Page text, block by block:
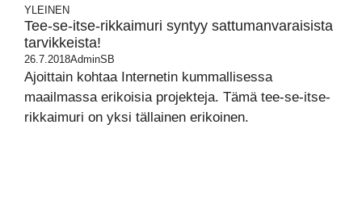
YLEINEN
Tee-se-itse-rikkaimuri syntyy sattumanvaraisista
tarvikkeista!
26.7.2018AdminSB
Ajoittain kohtaa Internetin kummallisessa
maailmassa erikoisia projekteja. Tämä tee-se-itse-
rikkaimuri on yksi tällainen erikoinen.